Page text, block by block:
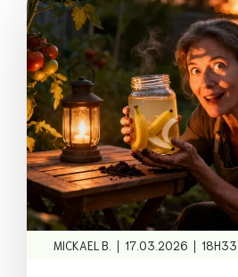
MICKAEL B. | 17.03.2026 | 18H33